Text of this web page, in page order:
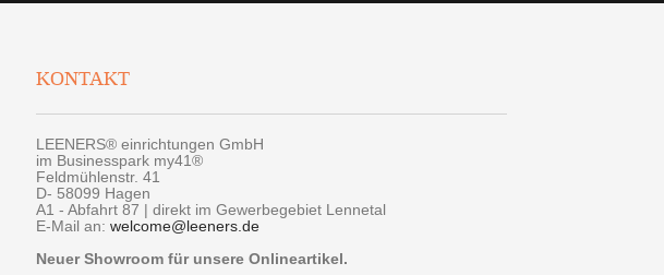
KONTAKT
LEENERS® einrichtungen GmbH
im Businesspark my41®
Feldmühlenstr. 41
D- 58099 Hagen
A1 - Abfahrt 87 | direkt im Gewerbegebiet Lennetal
E-Mail an: welcome@leeners.de
Neuer Showroom für unsere Onlineartikel.